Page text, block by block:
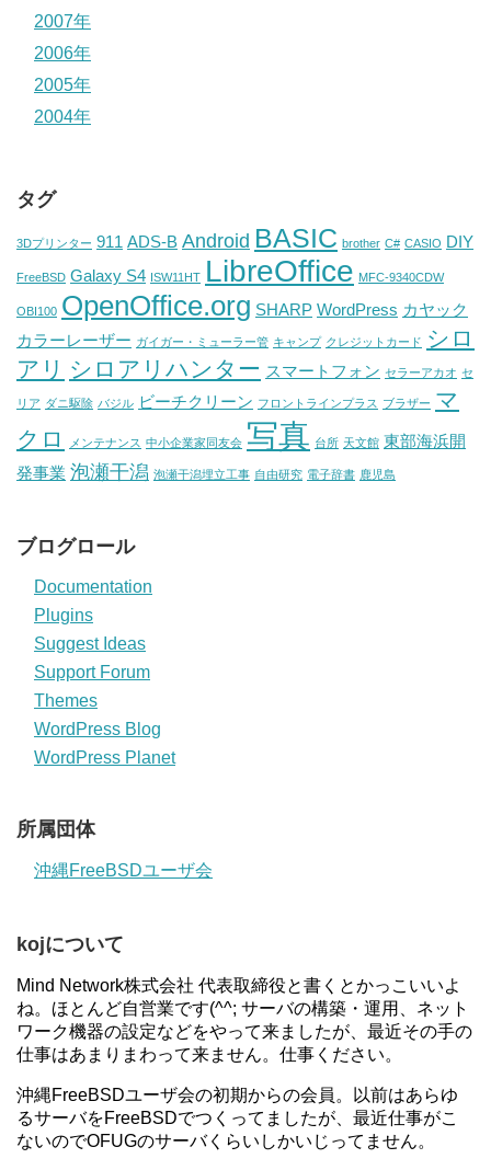
2007年
2006年
2005年
2004年
タグ
3Dプリンター 911 ADS-B Android BASIC brother C# CASIO DIY
FreeBSD Galaxy S4 ISW11HT LibreOffice MFC-9340CDW
OBI100 OpenOffice.org SHARP WordPress カヤック
カラーレーザー ガイガー・ミューラー管 キャンプ クレジットカード シロ
アリ シロアリハンター スマートフォン セラーアカオ セ
リア ダニ駆除 バジル ビーチクリーン フロントラインプラス ブラザー マ
クロ
メンテナンス 中小企業家同友会 写真 台所 天文館 東部海浜開
発事業 泡瀬干潟 泡瀬干潟埋立工事 自由研究 電子辞書 鹿児島
ブログロール
Documentation
Plugins
Suggest Ideas
Support Forum
Themes
WordPress Blog
WordPress Planet
所属団体
沖縄FreeBSDユーザ会
kojについて
Mind Network株式会社 代表取締役と書くとかっこいいよ
ね。ほとんど自営業です(^^; サーバの構築・運用、ネット
ワーク機器の設定などをやって来ましたが、最近その手の
仕事はあまりまわって来ません。仕事ください。
沖縄FreeBSDユーザ会の初期からの会員。以前はあらゆ
るサーバをFreeBSDでつくってましたが、最近仕事がこ
ないのでOFUGのサーバくらいしかいじってません。